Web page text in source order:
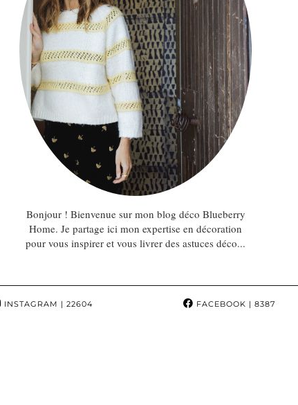
Bonjour ! Bienvenue sur mon blog déco Blueberry
Home. Je partage ici mon expertise en décoration
pour vous inspirer et vous livrer des astuces déco...
INSTAGRAM | 22604 FACEBOOK | 8387